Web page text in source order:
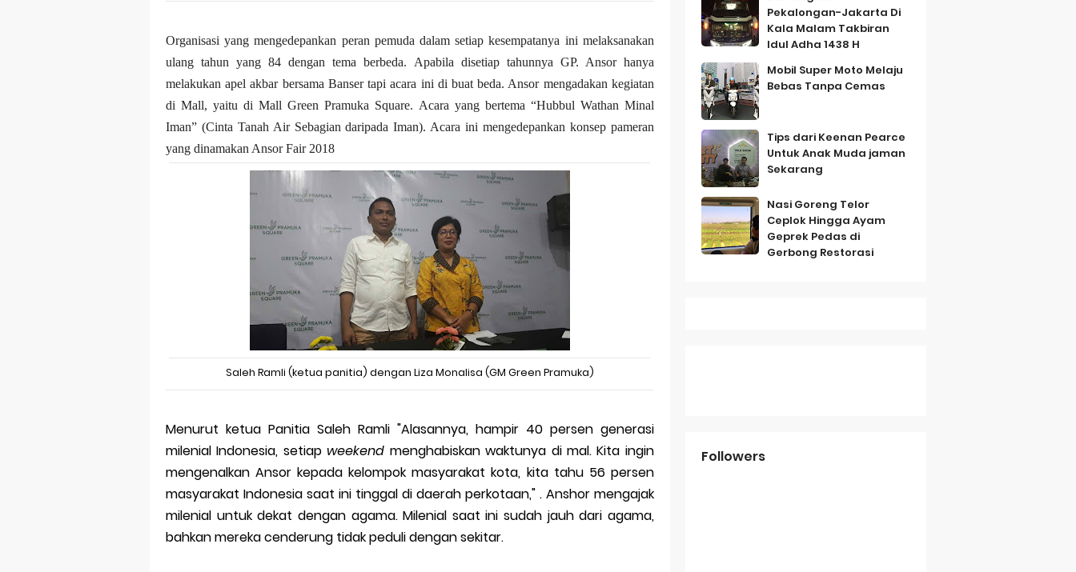
Dampak Merek Dagang pada Persaingan
Trademark as a Business Asset
Global Trademark Protection System
Brand Adaptation Across Different Countries
Vivo v70 series: mid-range rasa flagship dengan kamera zeiss & baterai jumbo
Apple Watch Series 10 vs Samsung Galaxy Watch 7 Review Lengkap 2026
Organisasi yang mengedepankan peran pemuda dalam setiap kesempatanya ini melaksanakan
ulang tahun yang 84 dengan tema berbeda. Apabila disetiap tahunnya GP. Ansor hanya
melakukan apel akbar bersama Banser tapi acara ini di buat beda. Ansor mengadakan kegiatan
di Mall, yaitu di Mall Green Pramuka Square. Acara yang bertema “Hubbul Wathan Minal
Iman” (Cinta Tanah Air Sebagian daripada Iman). Acara ini mengedepankan konsep pameran
yang dinamakan Ansor Fair 2018
Saleh Ramli (ketua panitia) dengan Liza Monalisa (GM Green Pramuka)
Menurut ketua Panitia Saleh Ramli "Alasannya, hampir 40 persen generasi
milenial Indonesia, setiap weekend menghabiskan waktunya di mal. Kita ingin
mengenalkan Ansor kepada kelompok masyarakat kota, kita tahu 56 persen
masyarakat Indonesia saat ini tinggal di daerah perkotaan," . Anshor mengajak
milenial untuk dekat dengan agama. Milenial saat ini sudah jauh dari agama,
bahkan mereka cenderung tidak peduli dengan sekitar.
Pekalongan-Jakarta Di
Kala Malam Takbiran
Idul Adha 1438 H
Mobil Super Moto Melaju
Bebas Tanpa Cemas
Tips dari Keenan Pearce
Untuk Anak Muda jaman
Sekarang
Nasi Goreng Telor
Ceplok Hingga Ayam
Geprek Pedas di
Gerbong Restorasi
Followers